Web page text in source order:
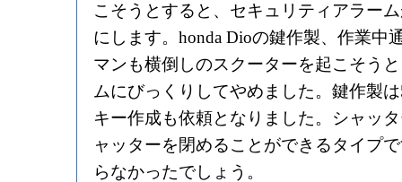
こそうとすると、セキュリティアラー
にします。honda Dioの鍵作製、作業中
マンも横倒しのスクーターを起こそう
ムにびっくりしてやめました。鍵作製
キー作成も依頼となりました。シャッ
ャッターを閉めることができるタイプ
らなかったでしょう。